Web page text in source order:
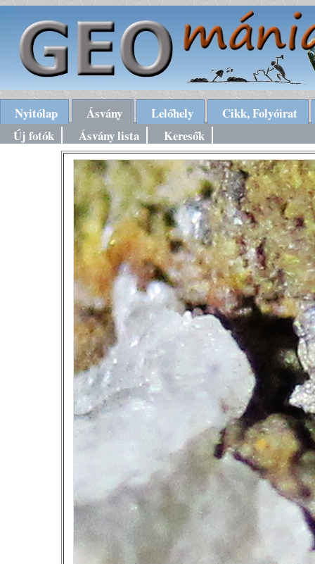
Nyitólap Ásvány Lelőhely
Cikk, Folyóirat
Új fotók
Ásvány lista Keresők